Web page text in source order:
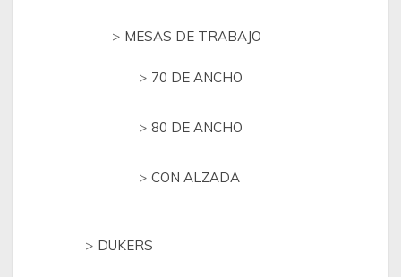
MESAS DE TRABAJO
70 DE ANCHO
80 DE ANCHO
CON ALZADA
DUKERS